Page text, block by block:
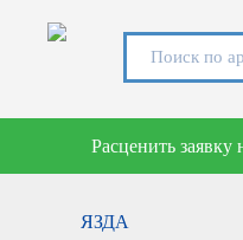
Расценить заявку
ЯЗДА